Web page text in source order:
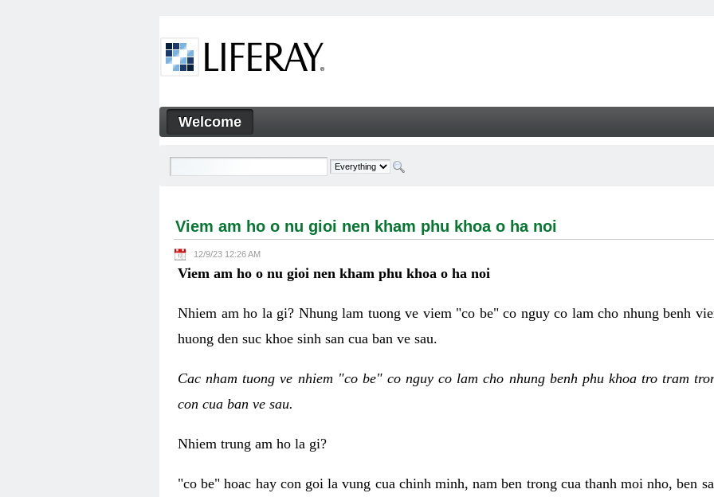
Viem am ho o nu gioi nen kham phu khoa o ha noi - Welcome
Navigation
Welcome
Viem am ho o nu gioi nen kham phu khoa o ha noi
12/9/23 12:26 AM
Viem am ho o nu gioi nen kham phu khoa o ha noi
Nhiem am ho la gi? Nhung lam tuong ve viem "co be" co nguy co lam cho nhung benh
huong den suc khoe sinh san cua ban ve sau.
Cac nham tuong ve nhiem "co be" co nguy co lam cho nhung benh phu khoa tro tram
con cua ban ve sau.
Nhiem trung am ho la gi?
"co be" hoac hay con goi la vung cua chinh minh, nam ben trong cua thanh moi nho, ben